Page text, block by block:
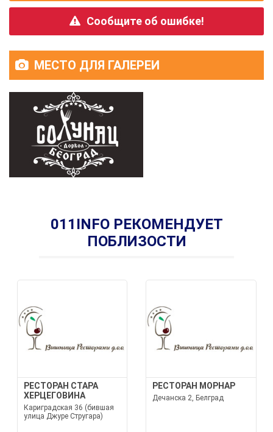
Сообщите об ошибке!
МЕСТО ДЛЯ ГАЛЕРЕИ
011INFO РЕКОМЕНДУЕТ
ПОБЛИЗОСТИ
РЕСТОРАН СТАРА
ХЕРЦЕГОВИНА
Кариградская 36 (бившая
улица Джуре Стругара)
РЕСТОРАН МОРНАР
Дечанска 2, Белград